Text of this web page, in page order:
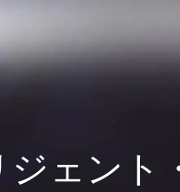
ジェント